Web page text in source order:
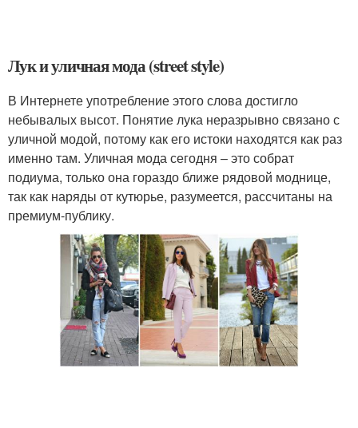
Лук и уличная мода (street style)
В Интернете употребление этого слова достигло
небывалых высот. Понятие лука неразрывно связано с
уличной модой, потому как его истоки находятся как раз
именно там. Уличная мода сегодня – это собрат
подиума, только она гораздо ближе рядовой моднице,
так как наряды от кутюрье, разумеется, рассчитаны на
премиум-публику.